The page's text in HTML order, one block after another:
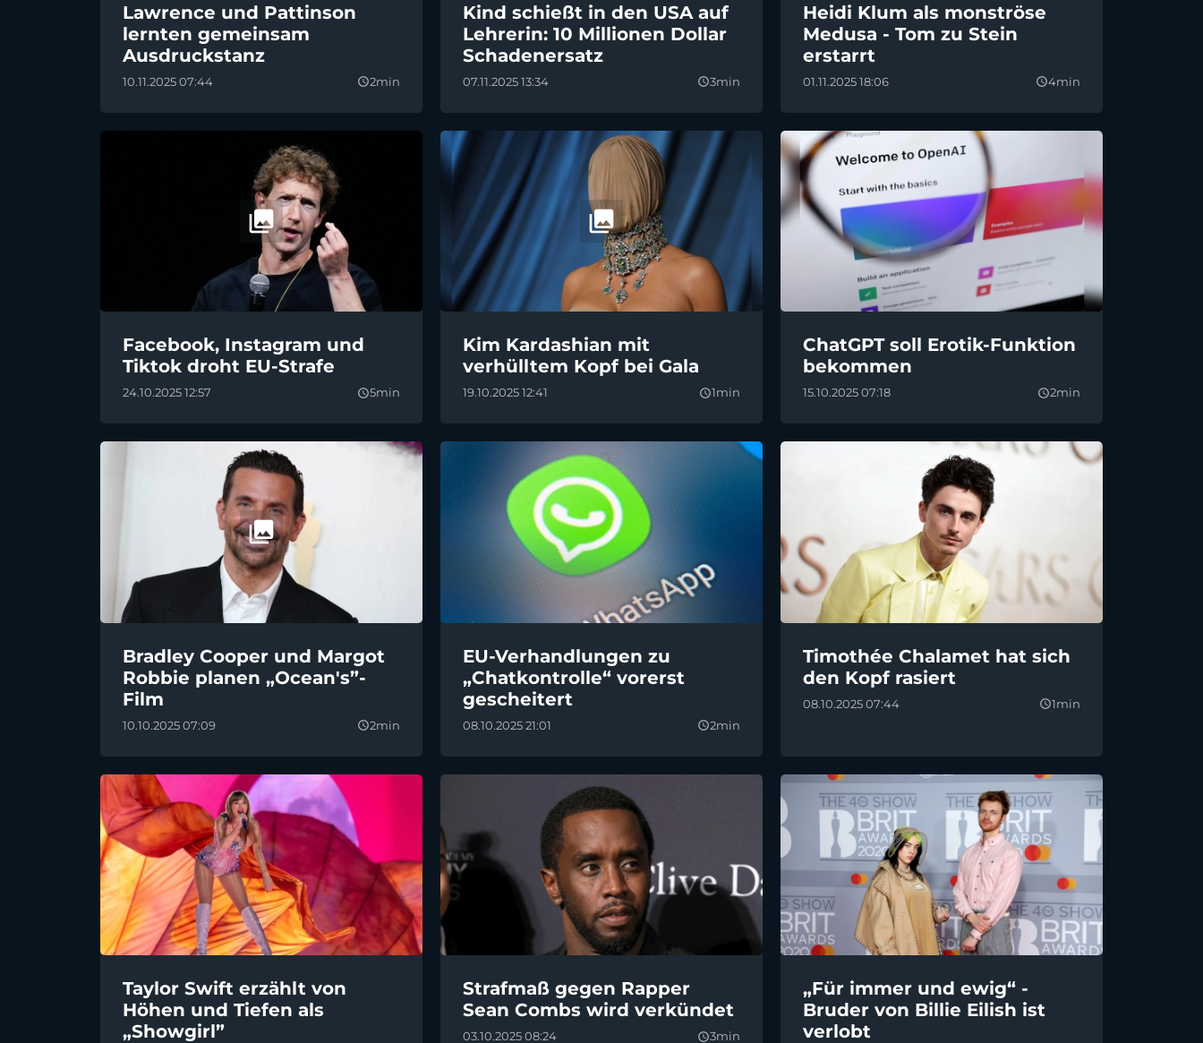
Lawrence und Pattinson
lernten gemeinsam
Ausdruckstanz
10.11.2025 07:44 query_builder2min
Kind schießt in den USA auf
Lehrerin: 10 Millionen Dollar
Schadenersatz
07.11.2025 13:34 query_builder3min
Heidi Klum als monströse
Medusa - Tom zu Stein
erstarrt
01.11.2025 18:06 query_builder4min
Facebook, Instagram und
Tiktok droht EU-Strafe
24.10.2025 12:57 query_builder5min
Kim Kardashian mit
verhülltem Kopf bei Gala
19.10.2025 12:41 query_builder1min
ChatGPT soll Erotik-Funktion
bekommen
15.10.2025 07:18 query_builder2min
Bradley Cooper und Margot
Robbie planen „Ocean's”-
Film
10.10.2025 07:09 query_builder2min
EU-Verhandlungen zu
„Chatkontrolle“ vorerst
gescheitert
08.10.2025 21:01 query_builder2min
Timothée Chalamet hat sich
den Kopf rasiert
08.10.2025 07:44 query_builder1min
Taylor Swift erzählt von
Höhen und Tiefen als
„Showgirl”
Strafmaß gegen Rapper
Sean Combs wird verkündet
03.10.2025 08:24 query_builder3min
„Für immer und ewig“ -
Bruder von Billie Eilish ist
verlobt